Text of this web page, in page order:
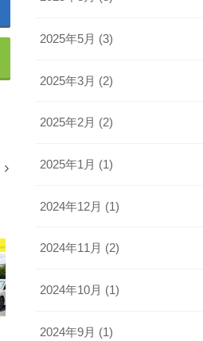
2025年5月 (3)
2025年3月 (2)
2025年2月 (2)
2025年1月 (1)
2024年12月 (1)
2024年11月 (2)
2024年10月 (1)
2024年9月 (1)